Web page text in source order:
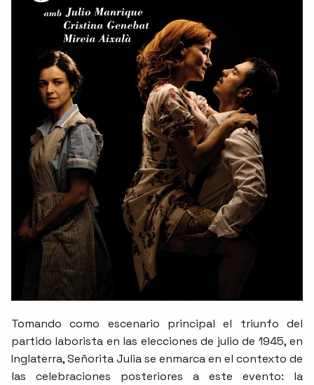
Tomando como escenario principal el triunfo del
partido laborista en las elecciones de julio de 1945, en
Inglaterra, Señorita Julia se enmarca en el contexto de
las celebraciones posteriores a este evento: la